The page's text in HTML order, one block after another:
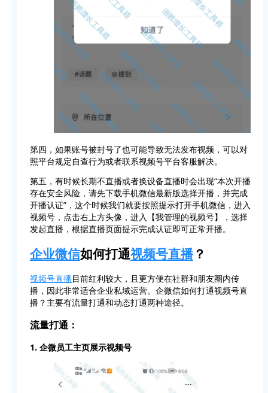
第四，如果账号被封号了也可能导致无法发布视频，可以对
照平台规定自查行为或者联系视频号平台客服解决。
第五，有时候长期不直播或者换设备直播时会出现“本次开播
存在安全风险，请先下载手机微信最新版选择开播，并完成
开播认证”，这个时候我们就要按照提示打开手机微信，进入
视频号，点击右上方头像，进入【我管理的视频号】，选择
发起直播，根据直播页面提示完成认证即可正常开播。
企业微信如何打通视频号直播？
视频号直播目前红利较大，且更方便在社群和朋友圈内传
播，因此非常适合企业私域运营。企微信如何打通视频号直
播？主要有流量打通和动态打通两种途径。
流量打通：
1. 企微员工主页展示视频号